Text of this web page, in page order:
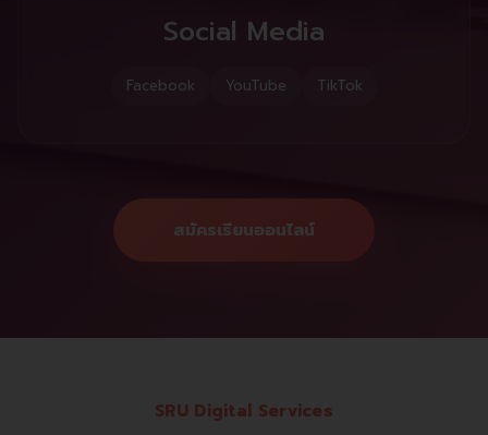
Social Media
Facebook YouTube TikTok
สมัครเรียนออนไลน์
SRU Digital Services